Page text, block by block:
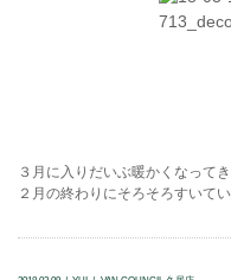
３月に入りだいぶ暖かくなって
２月の終わりにそろそろすいてい